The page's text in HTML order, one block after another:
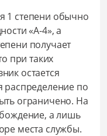
1 степени обычно
«А-4», а
получает
при таких
остается
распределение по
ограничено. На
а лишь
места службы.